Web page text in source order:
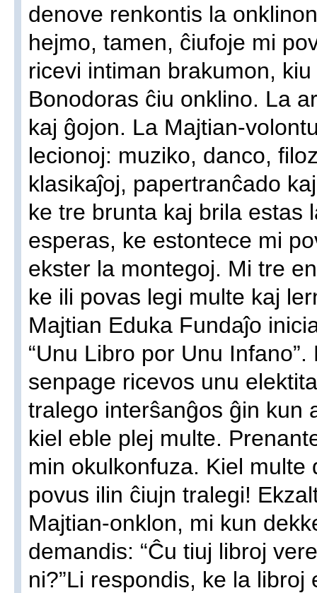
denove renkontis la
hejmo, tamen, ĉiufoje mi
ricevi intiman brakumon,
Bonodoras ĉiu onklino. La
kaj ĝojon. La Majtian-
lecionoj: muziko, danco,
klasikaĵoj, papertranĉado
ke tre brunta kaj brila estas
esperas, ke estontece mi
ekster la montegoj. Mi tre
ke ili povas legi multe kaj
Majtian Eduka Fundaĵo
“Unu Libro por Unu
senpage ricevos unu
tralego interŝanĝos ĝin kun
kiel eble plej multe.
min okulkonfuza. Kiel
povus ilin ĉiujn tralegi!
Majtian-onklon, mi kun
demandis: “Ĉu tiuj libroj
ni?”Li respondis, ke la